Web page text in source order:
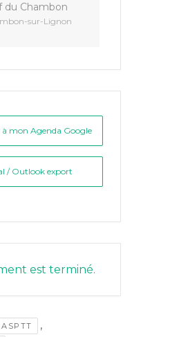
du Chambon
sur-Lignon
mon Agenda Google
/ Outlook export
est terminé.
ASPTT ,